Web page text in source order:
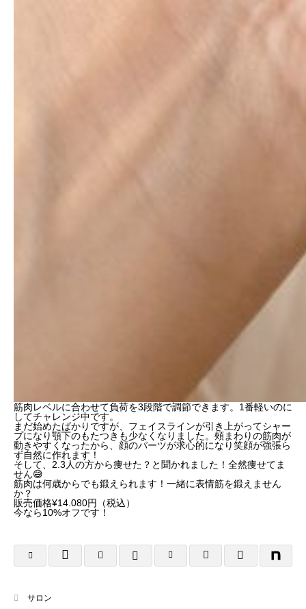
筋肉レベルに合わせて負荷を3段階で調節できます。1番軽いのに
してチャレンジ中です。
まだ始めたばかりですが、フェイスラインが引き上がってシャー
プになり顎下のもたつきも少なくなりました。頰まわりの筋肉が
動きやすくなったから、顔のパーツが求心的になり笑顔が強張ら
ず自然に作れます！
そして、2.3人の方から痩せた？と聞かれました！全然痩せてま
せん😅
筋肉は何歳からでも鍛えられます！一緒に表情筋を鍛えません
か？
販売価格¥14.080円（税込）
今なら10%オフです！
サロン